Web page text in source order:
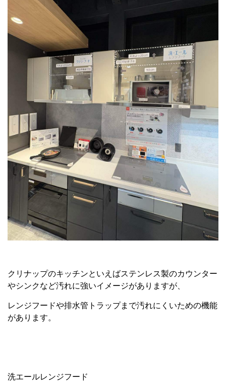
クリナップのキッチンといえばステンレス製のカウンター
やシンクなど汚れに強いイメージがありますが、
レンジフードや排水管トラップまで汚れにくいための機能
があります。
洗エールレンジフード